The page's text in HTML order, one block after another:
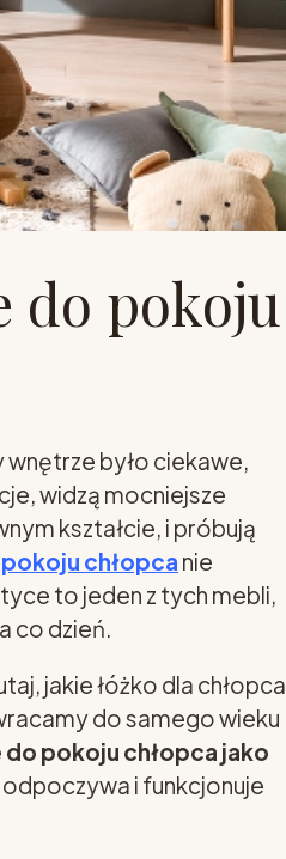
do pokoju
wnętrze było ciekawe,
widzą mocniejsze
kształcie, i próbują
chłopca nie
to jeden z tych mebli,
co dzień.
jakie łóżko dla chłopca
do samego wieku
pokoju chłopca jako
i funkcjonuje